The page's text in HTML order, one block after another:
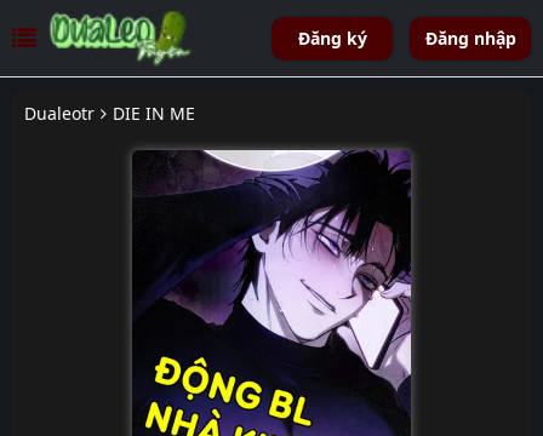
Đăng ký Đăng nhập
Dualeotr DIE IN ME